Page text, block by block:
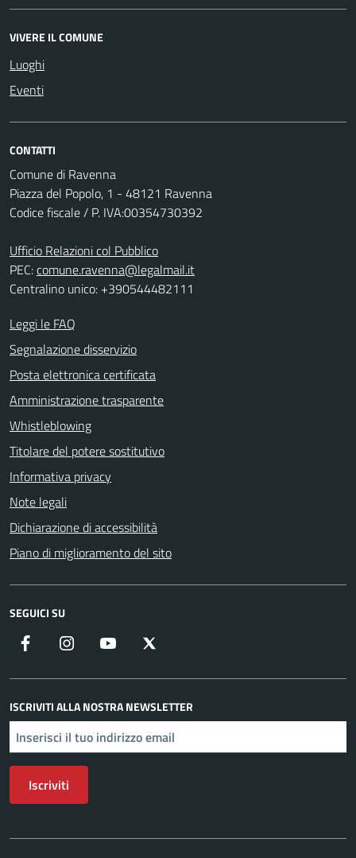
VIVERE IL COMUNE
Luoghi
Eventi
CONTATTI
Comune di Ravenna
Piazza del Popolo, 1 - 48121 Ravenna
Codice fiscale / P. IVA:00354730392
Ufficio Relazioni col Pubblico
PEC:comune.ravenna@legalmail.it
Centralino unico: +390544482111
Leggi le FAQ
Segnalazione disservizio
Posta elettronica certificata
Amministrazione trasparente
Whistleblowing
Titolare del potere sostitutivo
Informativa privacy
Note legali
Dichiarazione di accessibilità
Piano di miglioramento del sito
SEGUICI SU
Facebook Instagram YouTube
ISCRIVITI ALLA NOSTRA NEWSLETTER